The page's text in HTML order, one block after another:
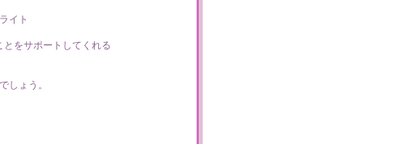
イト
をサポートしてくれる
しょう。